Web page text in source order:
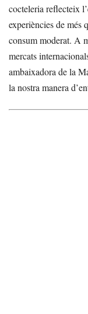
cocteleria reflecteix
experiències de més
consum moderat. A
mercats
ambaixadora de la
la nostra manera